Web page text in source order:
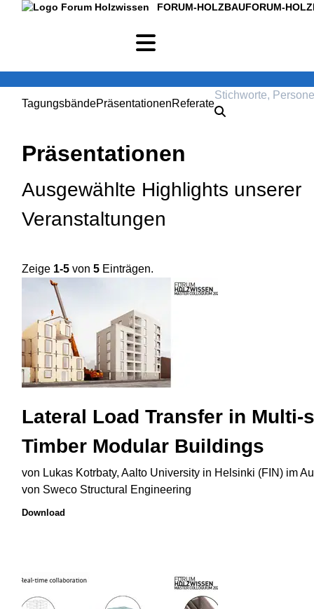
FORUM-HOLZBAUFORUM-
TagungsbändePräsentationenReferate
Präsentationen
Ausgewählte Highlights unserer
Veranstaltungen
Zeige 1-5 von5 Einträgen.
Lateral Load Transfer in Multi-
Timber Modular Buildings
von Lukas Kotrbaty, Aalto University in Helsinki (FIN) im
von Sweco Structural Engineering
Download